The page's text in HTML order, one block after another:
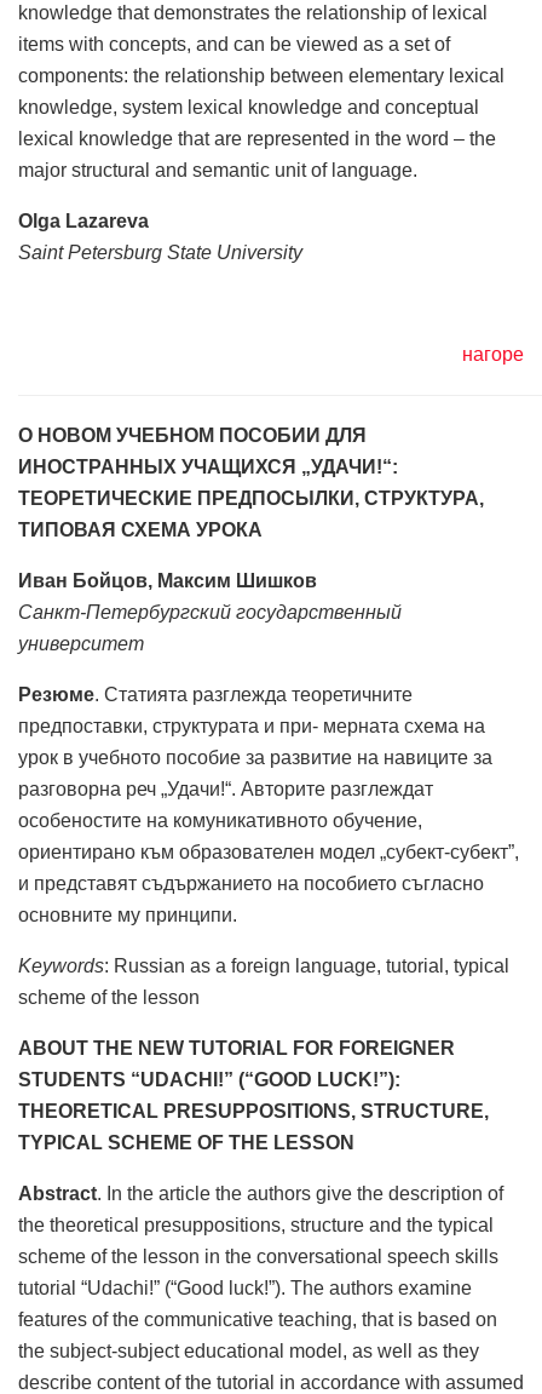
knowledge that demonstrates the relationship of lexical
items with concepts, and can be viewed as a set of
components: the relationship between elementary lexical
knowledge, system lexical knowledge and conceptual
lexical knowledge that are represented in the word – the
major structural and semantic unit of language.
Olga Lazareva
Saint Petersburg State University
нагоре
О НОВОМ УЧЕБНОМ ПОСОБИИ ДЛЯ
ИНОСТРАННЫХ УЧАЩИХСЯ „УДАЧИ!“:
ТЕОРЕТИЧЕСКИЕ ПРЕДПОСЫЛКИ, СТРУКТУРА,
ТИПОВАЯ СХЕМА УРОКА
Иван Бойцов, Максим Шишков
Санкт-Петербургский государственный
университет
Резюме. Статията разглежда теоретичните
предпоставки, структурата и при- мерната схема на
урок в учебното пособие за развитие на навиците за
разговорна реч „Удачи!“. Авторите разглеждат
особеностите на комуникативното обучение,
ориентирано към образователен модел „субект-субект”,
и представят съдържанието на пособието съгласно
основните му принципи.
Keywords: Russian as a foreign language, tutorial, typical
scheme of the lesson
ABOUT THE NEW TUTORIAL FOR FOREIGNER
STUDENTS “UDACHI!” (“GOOD LUCK!”):
THEORETICAL PRESUPPOSITIONS, STRUCTURE,
TYPICAL SCHEME OF THE LESSON
Abstract. In the article the authors give the description of
the theoretical presuppositions, structure and the typical
scheme of the lesson in the conversational speech skills
tutorial “Udachi!” (“Good luck!”). The authors examine
features of the communicative teaching, that is based on
the subject-subject educational model, as well as they
describe content of the tutorial in accordance with assumed